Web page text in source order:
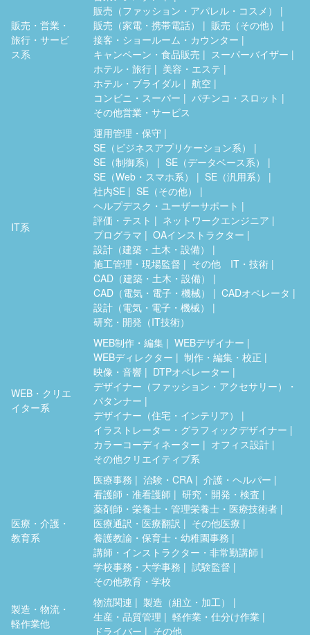
販売・営業・
旅行・サービ
ス系
販売（ファッション・アパレル・コスメ）
販売（家電・携帯電話）
販売（その他）
接客・ショールーム・カウンター
キャンペーン・食品販売
スーパーバイザー
ホテル・旅行
美容・エステ
ホテル・ブライダル
航空
コンビニ・スーパー
パチンコ・スロット
その他営業・サービス
IT系
運用管理・保守
SE（ビジネスアプリケーション系）
SE（制御系）
SE（データベース系）
SE（Web・スマホ系）
SE（汎用系）
社内SE
SE（その他）
ヘルプデスク・ユーザーサポート
評価・テスト
ネットワークエンジニア
プログラマ
OAインストラクター
設計（建築・土木・設備）
施工管理・現場監督
その他 IT・技術
CAD（建築・土木・設備）
CAD（電気・電子・機械）
CADオペレータ
設計（電気・電子・機械）
研究・開発（IT技術）
WEB・クリエ
イター系
WEB制作・編集
WEBデザイナー
WEBディレクター
制作・編集・校正
映像・音響
DTPオペレーター
デザイナー（ファッション・アクセサリー）・
パタンナー
デザイナー（住宅・インテリア）
イラストレーター・グラフィックデザイナー
カラーコーディネーター
オフィス設計
その他クリエイティブ系
医療・介護・
教育系
医療事務 治験・CRA
介護・ヘルパー
看護師・准看護師
研究・開発・検査
薬剤師・栄養士・管理栄養士・医療技術者
医療通訳・医療翻訳
その他医療
養護教諭・保育士・幼稚園事務
講師・インストラクター・非常勤講師
学校事務・大学事務
試験監督
その他教育・学校
製造・物流・
軽作業他
物流関連
製造（組立・加工）
生産・品質管理
軽作業・仕分け作業
ドライバー
その他